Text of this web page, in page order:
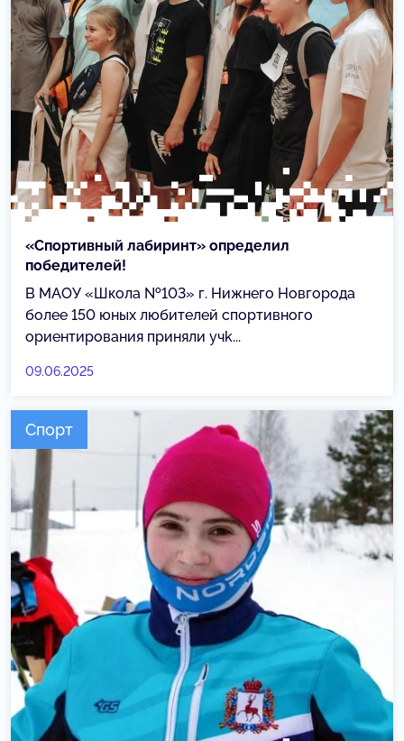
«Спортивный лабиринт» определил
победителей!
В МАОУ «Школа №103» г. Нижнего Новгорода
более 150 юных любителей спортивного
ориентирования приняли учk...
09.06.2025
Спорт